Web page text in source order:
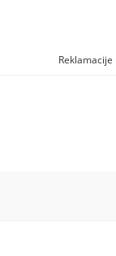
Reklamacije